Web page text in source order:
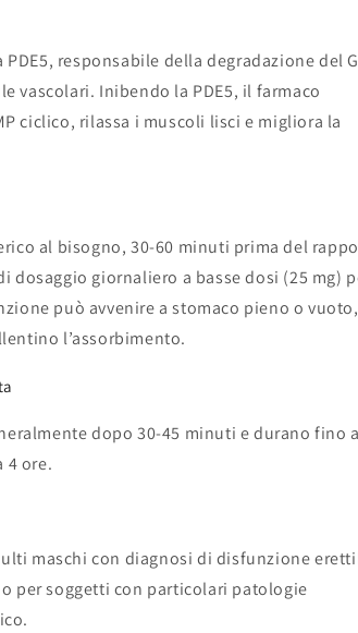
responsabile della degradazione del
vascolari. Inibendo la PDE5, il farmaco
ciclico, rilassa i muscoli lisci e migliora la
al bisogno, 30-60 minuti prima del
dosaggio giornaliero a basse dosi (25 mg)
può avvenire a stomaco pieno o vuoto,
l’assorbimento.
dopo 30-45 minuti e durano fino
4 ore.
maschi con diagnosi di disfunzione
per soggetti con particolari patologie